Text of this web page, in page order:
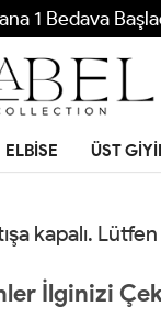
1 Bedava
ELBISE ÜST
kapalı.
İlginizi